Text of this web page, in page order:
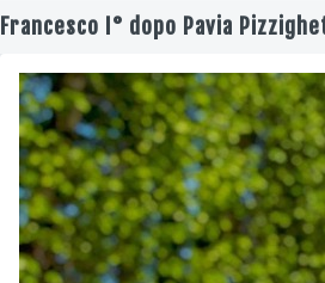
Francesco I° dopo Pavia